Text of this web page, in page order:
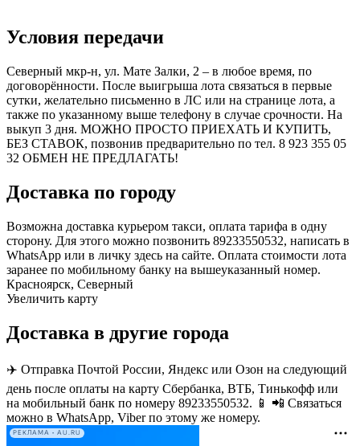
Условия передачи
Северный мкр-н, ул. Мате Залки, 2 – в любое время, по
договорённости. После выигрыша лота связаться в первые
сутки, желательно письменно в ЛС или на странице лота, а
также по указанному выше телефону в случае срочности. На
выкуп 3 дня. МОЖНО ПРОСТО ПРИЕХАТЬ И КУПИТЬ,
БЕЗ СТАВОК, позвонив предварительно по тел. 8 923 355 05
32 ОБМЕН НЕ ПРЕДЛАГАТЬ!
Доставка по городу
Возможна доставка курьером такси, оплата тарифа в одну
сторону. Для этого можно позвонить 89233550532, написать в
WhatsApp или в личку здесь на сайте. Оплата стоимости лота
заранее по мобильному банку на вышеуказанный номер.
Красноярск, Северный
Увеличить карту
Доставка в другие города
✈️ Отправка Почтой России, Яндекс или Озон на следующий
день после оплаты на карту Сбербанка, ВТБ, Тинькофф или
на мобильный банк по номеру 89233550532. 📱 📲 Связаться
можно в WhatsApp, Viber по этому же номеру.
РЕКЛАМА • AU.RU